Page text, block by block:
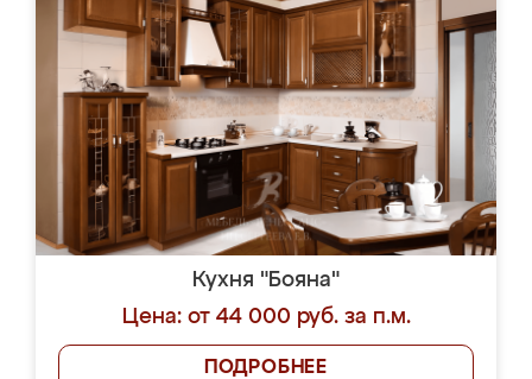
Кухня "Бояна"
Цена: от 44 000 руб. за п.м.
ПОДРОБНЕЕ